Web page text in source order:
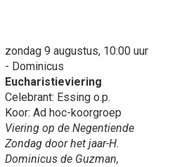
zondag 9 augustus, 10:00 uur
- Dominicus
Eucharistieviering
Celebrant: Essing o.p.
Koor: Ad hoc-koorgroep
Viering op de Negentiende
Zondag door het jaar-H.
Dominicus de Guzman,